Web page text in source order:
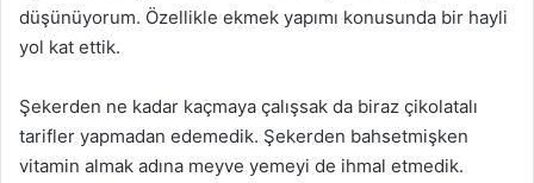
düşünüyorum. Özellikle ekmek yapımı konusunda bir hayli
yol kat ettik.
Şekerden ne kadar kaçmaya çalışsak da biraz çikolatalı
tarifler yapmadan edemedik. Şekerden bahsetmişken
vitamin almak adına meyve yemeyi de ihmal etmedik.